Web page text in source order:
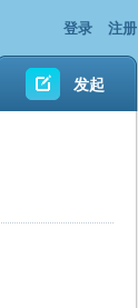
登录 注册
发起